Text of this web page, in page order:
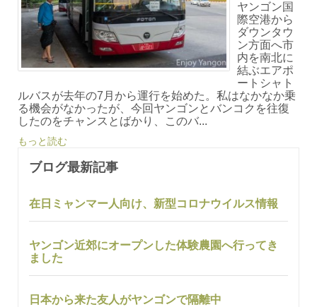
ヤンゴン国
際空港から
ダウンタウ
ン方面へ市
内を南北に
結ぶエアポ
ートシャト
ルバスが去年の7月から運行を始めた。私はなかなか乗
る機会がなかったが、今回ヤンゴンとバンコクを往復
したのをチャンスとばかり、このバ...
もっと読む
ブログ最新記事
在日ミャンマー人向け、新型コロナウイルス情報
ヤンゴン近郊にオープンした体験農園へ行ってき
ました
日本から来た友人がヤンゴンで隔離中